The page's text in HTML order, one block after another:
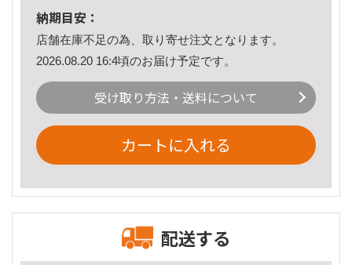
納期目安：
店舗在庫不足の為、取り寄せ注文となります。
2026.08.20 16:4頃のお届け予定です。
受け取り方法・送料について
カートに入れる
配送する